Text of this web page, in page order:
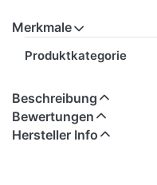
Merkmale
Produktkategorie
Beschreibung
Bewertungen
Hersteller Info